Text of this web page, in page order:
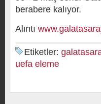
berabere kalıyor.
Alıntı
Etiketler:
uefa eleme